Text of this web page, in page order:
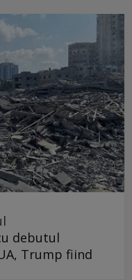
debutul
Trump fiind